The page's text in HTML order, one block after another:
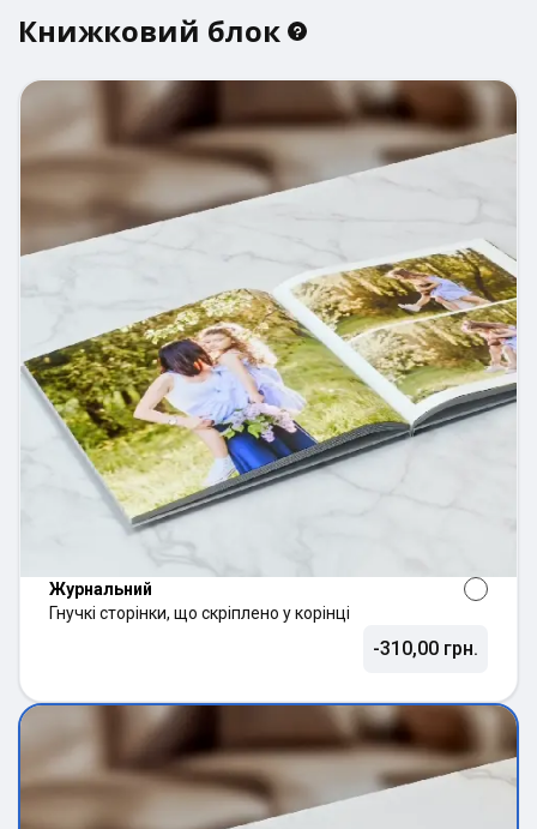
Книжковий блок
Журнальний
Гнучкі сторінки, що скріплено у корінці
-310,00 грн.